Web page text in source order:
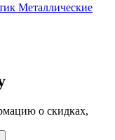
Металлические
о скидках,